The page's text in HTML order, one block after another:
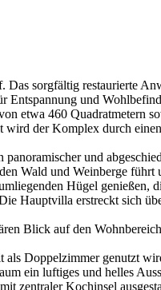
sorgfältig restaurierte
Entspannung und
etwa 460 Quadratmetern
wird der Komplex durch
und
Wald und Weinberge
Hügel
Hauptvilla erstreckt sich
Blick auf den
Doppelzimmer genutzt
ein luftiges und helles
zentraler Kochinsel